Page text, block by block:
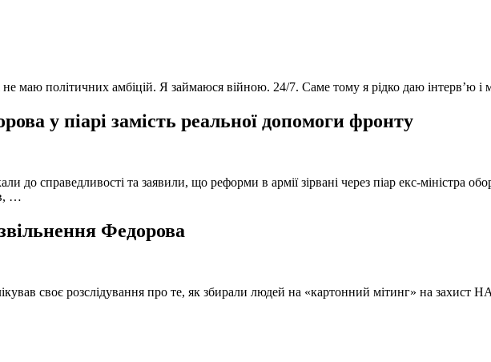
не маю політичних амбіцій. Я займаюся війною. 24/7. Саме тому я рідко даю інтерв’ю
у піарі замість реальної допомоги фронту
до справедливості та заявили, що реформи в армії зірвані через піар екс-міністра
…
Федорова
своє розслідування про те, як збирали людей на «картонний мітинг» на захист